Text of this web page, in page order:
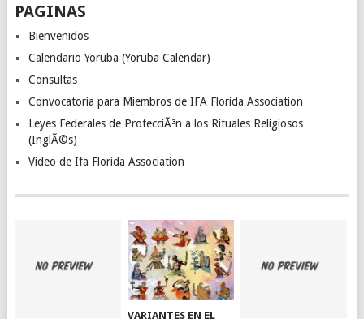
PAGINAS
Bienvenidos
Calendario Yoruba (Yoruba Calendar)
Consultas
Convocatoria para Miembros de IFA Florida Association
Leyes Federales de ProtecciÃ³n a los Rituales Religiosos
(InglÃ©s)
Video de Ifa Florida Association
VARIANTES EN EL